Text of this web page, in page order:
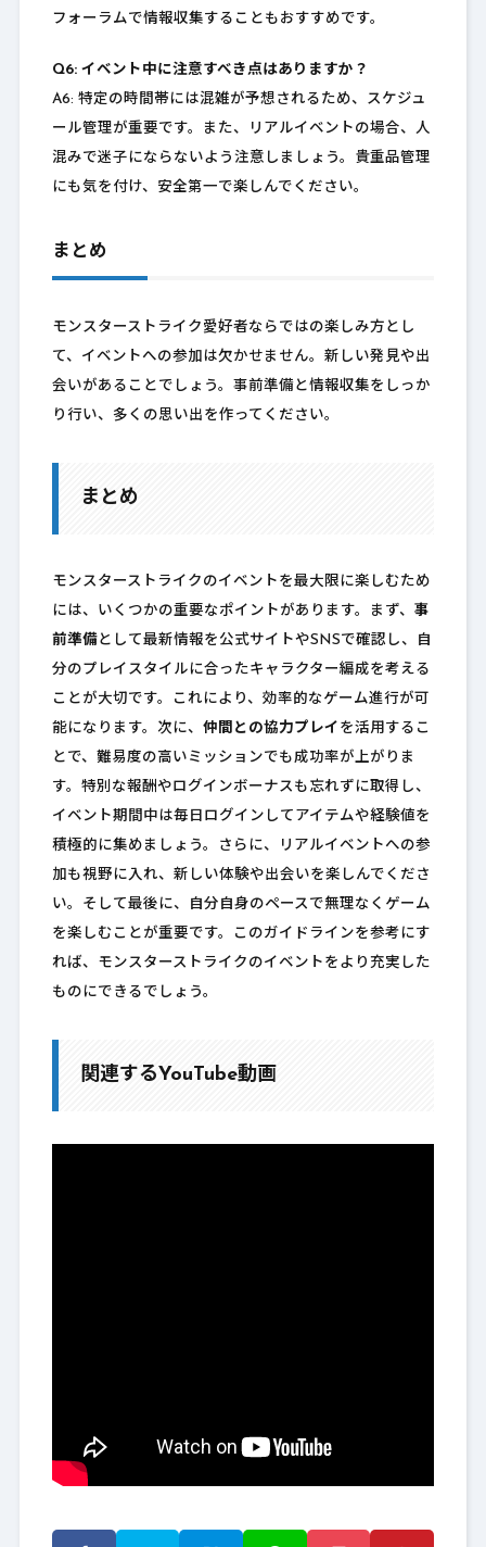
フォーラムで情報収集することもおすすめです。
Q6: イベント中に注意すべき点はありますか？
A6: 特定の時間帯には混雑が予想されるため、スケジュ
ール管理が重要です。また、リアルイベントの場合、人
混みで迷子にならないよう注意しましょう。貴重品管理
にも気を付け、安全第一で楽しんでください。
まとめ
モンスターストライク愛好者ならではの楽しみ方とし
て、イベントへの参加は欠かせません。新しい発見や出
会いがあることでしょう。事前準備と情報収集をしっか
り行い、多くの思い出を作ってください。
まとめ
モンスターストライクのイベントを最大限に楽しむため
には、いくつかの重要なポイントがあります。まず、 事
前準備として最新情報を公式サイトやSNSで確認し、自
分のプレイスタイルに合ったキャラクター編成を考える
ことが大切です。これにより、効率的なゲーム進行が可
能になります。次に、 仲間との協力プレイ を活用するこ
とで、難易度の高いミッションでも成功率が上がりま
す。特別な報酬やログインボーナスも忘れずに取得し、
イベント期間中は毎日ログインしてアイテムや経験値を
積極的に集めましょう。さらに、リアルイベントへの参
加も視野に入れ、新しい体験や出会いを楽しんでくださ
い。そして最後に、自分自身のペースで無理なくゲーム
を楽しむことが重要です。このガイドラインを参考にす
れば、モンスターストライクのイベントをより充実した
ものにできるでしょう。
関連するYouTube動画